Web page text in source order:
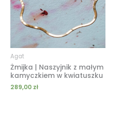
Agat
Żmijka | Naszyjnik z małym
kamyczkiem w kwiatuszku
289,00 zł